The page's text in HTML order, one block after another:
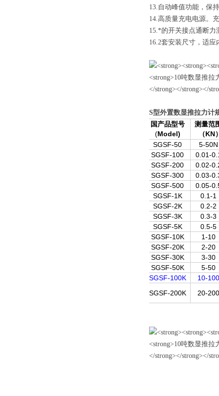
13.自动峰值功能，保
14.高质量充电电源。
15.*的开关接点通断力
16.2套安装尺寸，适
S型外置数显推拉力计
国产品型号
(Model)
测量范
（KN
SGSF-50
5-50N
SGSF-100
0.01-
SGSF-200
0.02-
SGSF-300
0.03-
SGSF-500
0.05-
SGSF-1K
0.1-1
SGSF-2K
0.2-2
SGSF-3K
0.3-3
SGSF-5K
0.5-5
SGSF-10K
1-10
SGSF-20K
2-20
SGSF-30K
3-30
SGSF-50K
5-50
SGSF-100K
10-100
SGSF-200K
20-200